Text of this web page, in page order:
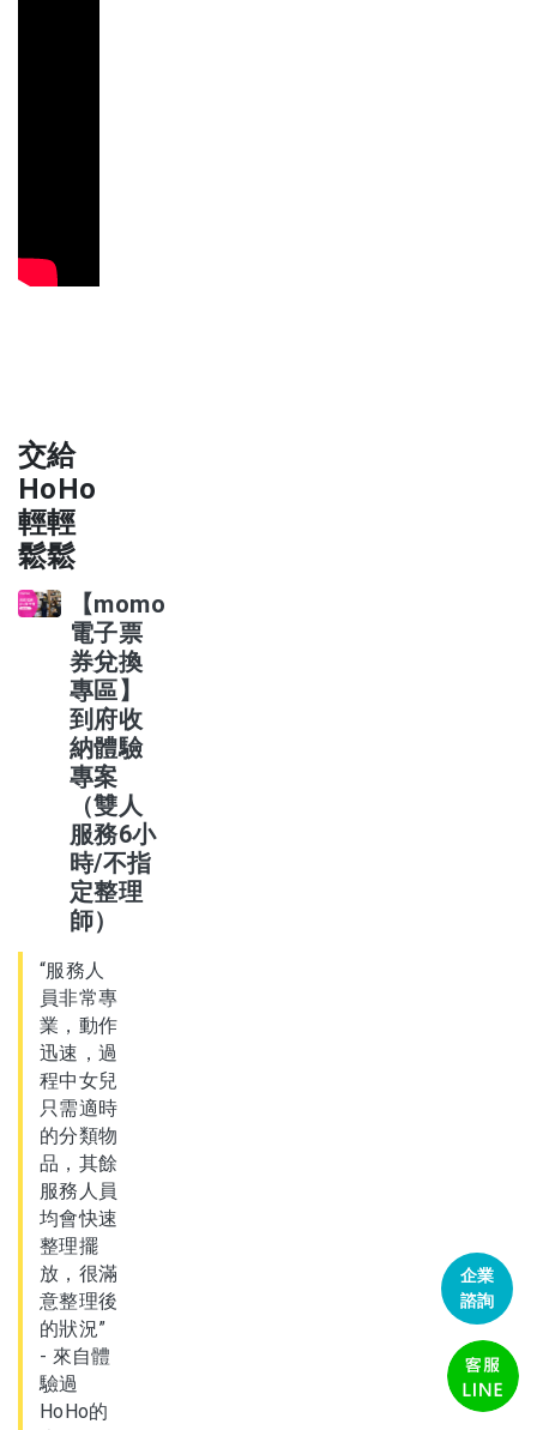
交給
HoHo
輕輕
鬆鬆
【momo
電子票
券兌換
專區】
到府收
納體驗
專案
（雙人
服務6小
時/不指
定整理
師）
“服務人
員非常專
業，動作
迅速，過
程中女兒
只需適時
的分類物
品，其餘
服務人員
均會快速
整理擺
放，很滿
意整理後
的狀況”
- 來自體
驗過
HoHo的
企業
諮詢